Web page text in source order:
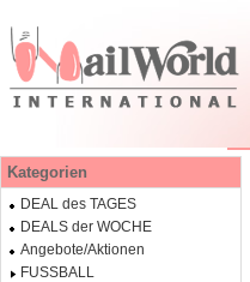
Kategorien
DEAL des TAGES
DEALS der WOCHE
Angebote/Aktionen
FUSSBALL